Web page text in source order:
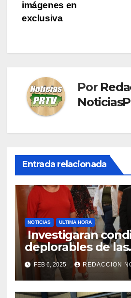
imágenes en
exclusiva
Por
Entrada relacionada
NOTICIAS ULTIMA HORA
Investigaran
deplorables de las
facilidades el
de la Salud en
FEB 6, 2025 REDACCION